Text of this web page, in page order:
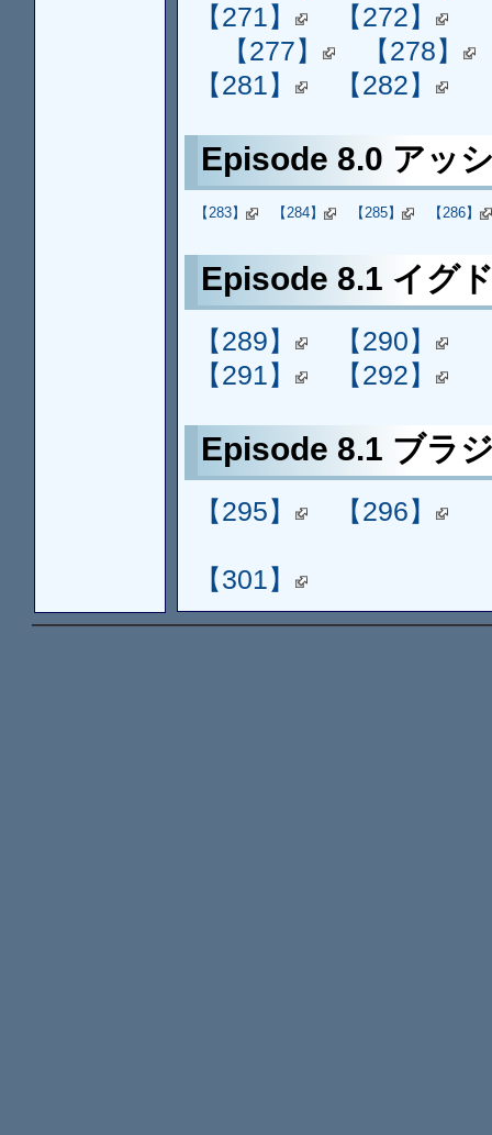
【271】
【272】
【277】
【278】
【281】
【282】
Episode 8.0 アッ
【283】 【284】 【285】 【286】
Episode 8.1 イグ
【289】
【290】
【291】
【292】
Episode 8.1 ブラ
【295】 【296】
【301】